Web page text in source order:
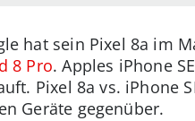
hat sein Pixel 8a im
8 Pro. Apples iPhone
Pixel 8a vs. iPhone
Geräte gegenüber.